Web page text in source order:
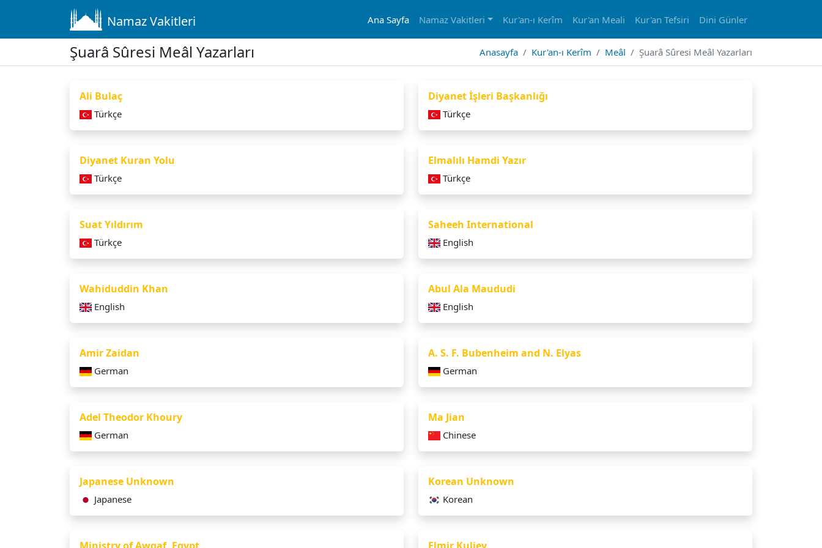
Namaz Vakitleri Ana Sayfa Namaz Vakitleri Kur'an-ı Kerîm Kur'an Meali Kur'an Tefsiri Dini Günler
Şuarâ Sûresi Meâl Yazarları Anasayfa Kur'an-ı Kerîm Meâl Şuarâ Sûresi Meâl Yazarları
Ali Bulaç
Türkçe
Diyanet İşleri Başkanlığı
Türkçe
Diyanet Kuran Yolu
Türkçe
Elmalılı Hamdi Yazır
Türkçe
Suat Yıldırım
Türkçe
Saheeh International
English
Wahiduddin Khan
English
Abul Ala Maududi
English
Amir Zaidan
German
A. S. F. Bubenheim and N. Elyas
German
Adel Theodor Khoury
German
Ma Jian
Chinese
Japanese Unknown
Japanese
Korean Unknown
Korean